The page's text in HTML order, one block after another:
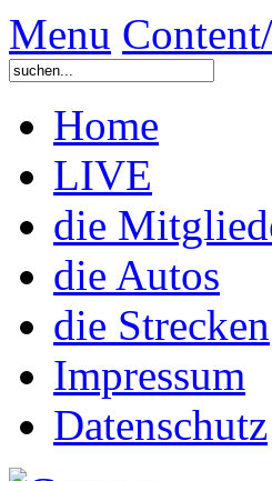
Menu
Home
LIVE
die
die Autos
die Strecken
Impressum
Datenschutz